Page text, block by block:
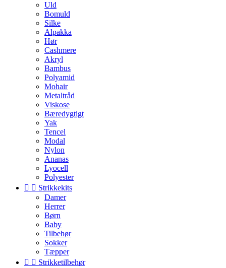
Uld
Bomuld
Silke
Alpakka
Hør
Cashmere
Akryl
Bambus
Polyamid
Mohair
Metaltråd
Viskose
Bæredygtigt
Yak
Tencel
Modal
Nylon
Ananas
Lyocell
Polyester
  Strikkekits
Damer
Herrer
Børn
Baby
Tilbehør
Sokker
Tæpper
  Strikketilbehør